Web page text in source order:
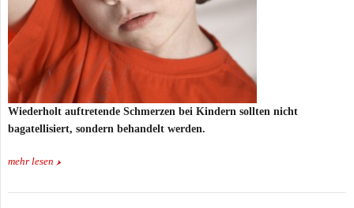
Wiederholt auftretende Schmerzen bei Kindern sollten nicht
bagatellisiert, sondern behandelt werden.
mehr lesen